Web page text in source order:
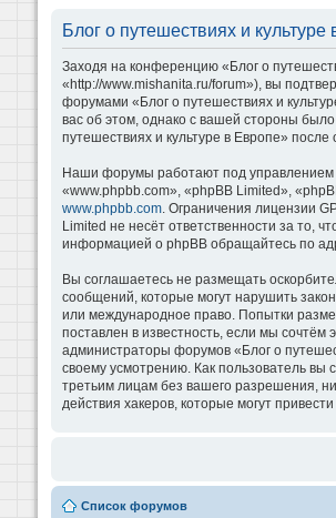
Блог о путешествиях и
Заходя на конференцию «Блог о
«http://www.mishanita.ru/forum»), вы
форумами «Блог о путешествиях и
вас об этом, однако с вашей стороны
путешествиях и культуре в Европе»
Наши форумы работают под управлением
«www.phpbb.com», «phpBB Limited»,
www.phpbb.com. Ограничения лицензии
Limited не несёт ответственности за то,
информацией о phpBB обращайтесь по
Вы соглашаетесь не размещать
сообщений, которые могут нарушить
или международное право. Попытки
поставлен в известность, если мы
администраторы форумов «Блог о
своему усмотрению. Как пользователь
третьим лицам без вашего разрешения,
действия хакеров, которые могут
Список форумов